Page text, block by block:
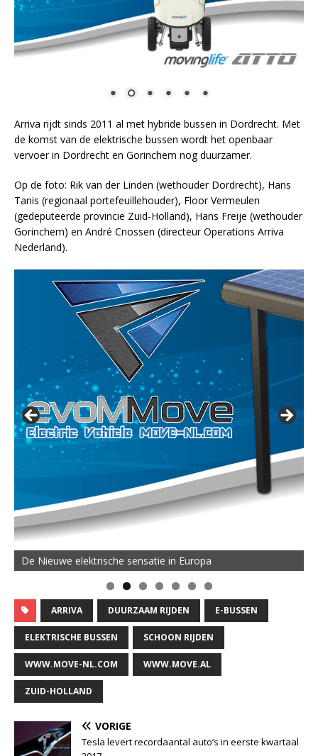
Arriva rijdt sinds 2011 al met hybride bussen in Dordrecht. Met
de komst van de elektrische bussen wordt het openbaar
vervoer in Dordrecht en Gorinchem nog duurzamer.
Op de foto: Rik van der Linden (wethouder Dordrecht), Hans
Tanis (regionaal portefeuillehouder), Floor Vermeulen
(gedeputeerde provincie Zuid-Holland), Hans Freije (wethouder
Gorinchem) en André Cnossen (directeur Operations Arriva
Nederland).
De Nieuwe elektrische sensatie in Europa
ARRIVA DUURZAAM RIJDEN E-BUSSEN
ELEKTRISCHE BUSSEN SCHOON RIJDEN
WWW.MOVE-NL.COM WWW.MOVE.AL
ZUID-HOLLAND
VORIGE
Tesla levert recordaantal auto’s in eerste kwartaal